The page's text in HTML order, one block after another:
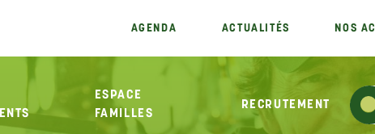
AGENDA ACTUALITÉS NOS
ESPACE